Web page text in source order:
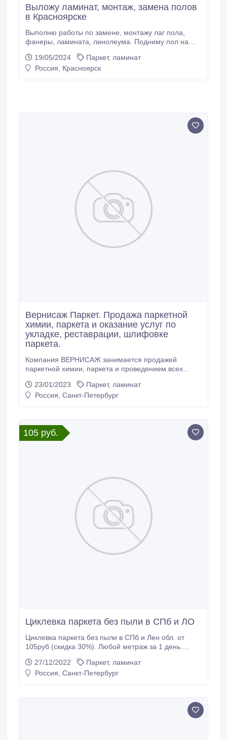
Выложу ламинат, монтаж, замена полов
в Красноярске
Выполню работы по замене, монтажу лаг пола,
фанеры, ламината, линолеума. Подниму пол на
электропола. А так же любые плотницкие работы.
Обшивка вагонкой, гипсокартоном. Изготовлю
19/05/2024
Паркет, ламинат
Россия, Красноярск
Вернисаж Паркет. Продажа паркетной
химии, паркета и оказание услуг по
укладке, реставрации, шлифовке
паркета.
Компания ВЕРНИСАЖ занимается продажей
паркетной химии, паркета и проведением всех
за годы стала самой известной в Санкт-Петербурге
и Москве паркетной компанией. Наши специалисты
23/01/2023
Паркет, ламинат
Россия, Санкт-Петербург
105 руб.
Циклевка паркета без пыли в СПб и ЛО
Циклевка паркета без пыли в СПб и Лен обл. от
105руб (скидка 30%). Любой метраж за 1 день.
любого состояния. Мастера Петербуржцы, 30 лет
опыта. Шлифовка паркета Цена от 160руб м2.
27/12/2022
Паркет, ламинат
Россия, Санкт-Петербург